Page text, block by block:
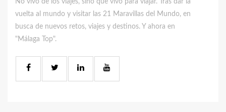
vuelta al mundo y visitar las 21 Maravillas del Mundo, en
busca de nuevos retos, viajes y destinos. Y ahora en
"Málaga Top".